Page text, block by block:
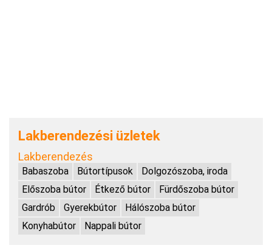
Lakberendezési üzletek
Lakberendezés
Babaszoba Bútortípusok
Dolgozószoba, iroda
Előszoba bútor
Étkező bútor
Fürdőszoba bútor
Gardrób
Gyerekbútor
Hálószoba bútor
Konyhabútor
Nappali bútor